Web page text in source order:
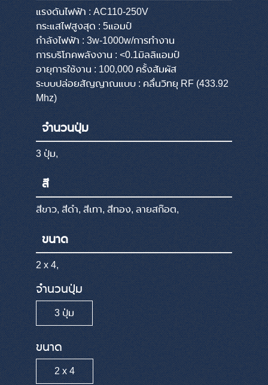
แรงดันไฟฟ้า : AC110-250V
กระแสไฟสูงสุด : 5แอมป์
กำลังไฟฟ้า : 3w-1000w/การทำงาน
การบริโภคพลังงาน : <0.1มิลลิแอมป์
อายุการใช้งาน : 100,000 ครั้งสัมผัส
ระบบปล่อยสัญญาณแบบ : คลื่นวิทยุ RF (433.92
Mhz)
จำนวนปุ่ม
3 ปุ่ม,
สี
สีขาว, สีดำ, สีเทา, สีทอง, ลายสก๊อต,
ขนาด
2 x 4,
จำนวนปุ่ม
3 ปุ่ม
ขนาด
2 x 4